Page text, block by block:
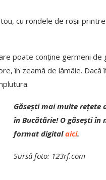
cu rondele de roșii
poate conține germeni
în zeamă de lămâie.
Găsești mai multe rețete
în Bucătărie! O găsești
format digitalaici.
Sursă foto: 123rf.com